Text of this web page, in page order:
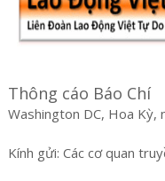
Thông cáo Báo Chí
Washington DC, Hoa Kỳ,
Kính gửi: Các cơ quan